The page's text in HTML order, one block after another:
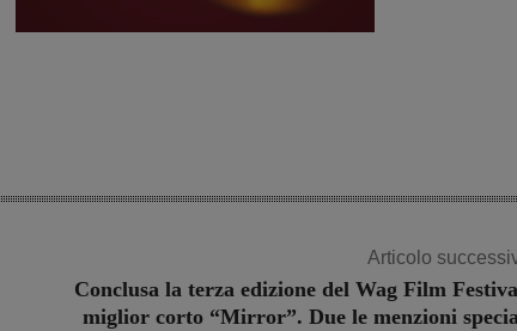
Articolo
Conclusa la terza edizione del Wag Film
miglior corto “Mirror”. Due le menzioni